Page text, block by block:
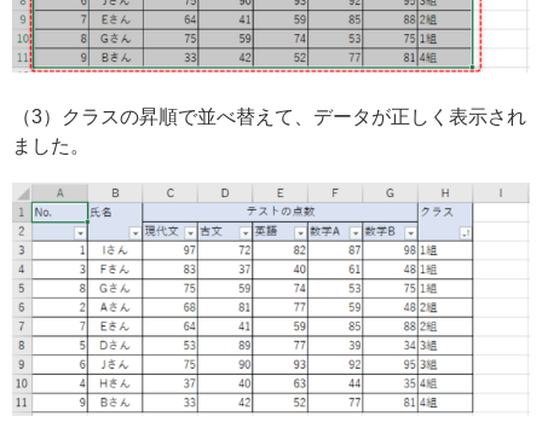
（3）クラスの昇順で並べ替えて、データが正しく表示され
ました。